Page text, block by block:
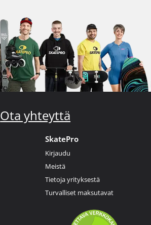
Ota yhteyttä
SkatePro
Kirjaudu
Meistä
Tietoja yrityksestä
Turvalliset maksutavat